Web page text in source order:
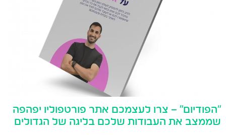
"הפודיום" – צרו לעצמכם אתר פורטפוליו יפהפה
שממצב את העבודות שלכם בליגה של הגדולים